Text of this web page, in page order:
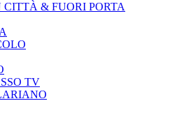
CITTÀ & FUORI PORTA
TV